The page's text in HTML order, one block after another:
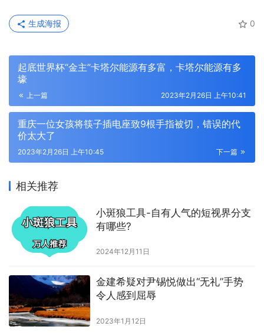
0
生成海报
起底世界杯“金主”卡塔尔能源有多富，卡塔尔能源有多
壕
上一篇 2023年2月26日 上午10:41
重庆一位女孩将筷子插电座致9根手指被切，错误的代
价太大了
下一篇
2023年2月26日 上午10:45
相关推荐
小斑狼工具-自有人气的短视界分支
有哪些?
2024年12月11日
金建希疑对尹锡悦做出“无礼”手势
令人感到屈辱
2023年1月12日